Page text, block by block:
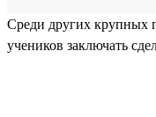
Среди других крупных
учеников заключать